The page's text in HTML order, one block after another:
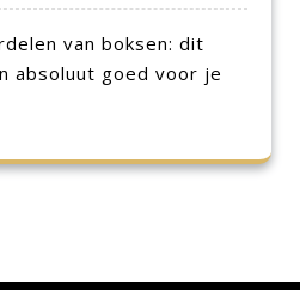
van boksen: dit
absoluut goed voor je